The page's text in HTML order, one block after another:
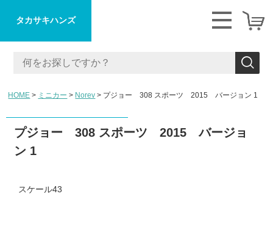
タカサキハンズ
HOME ミニカー Norev プジョー 308 スポーツ 2015 バージョン 1
プジョー 308 スポーツ 2015 バージョ
ン 1
スケール43